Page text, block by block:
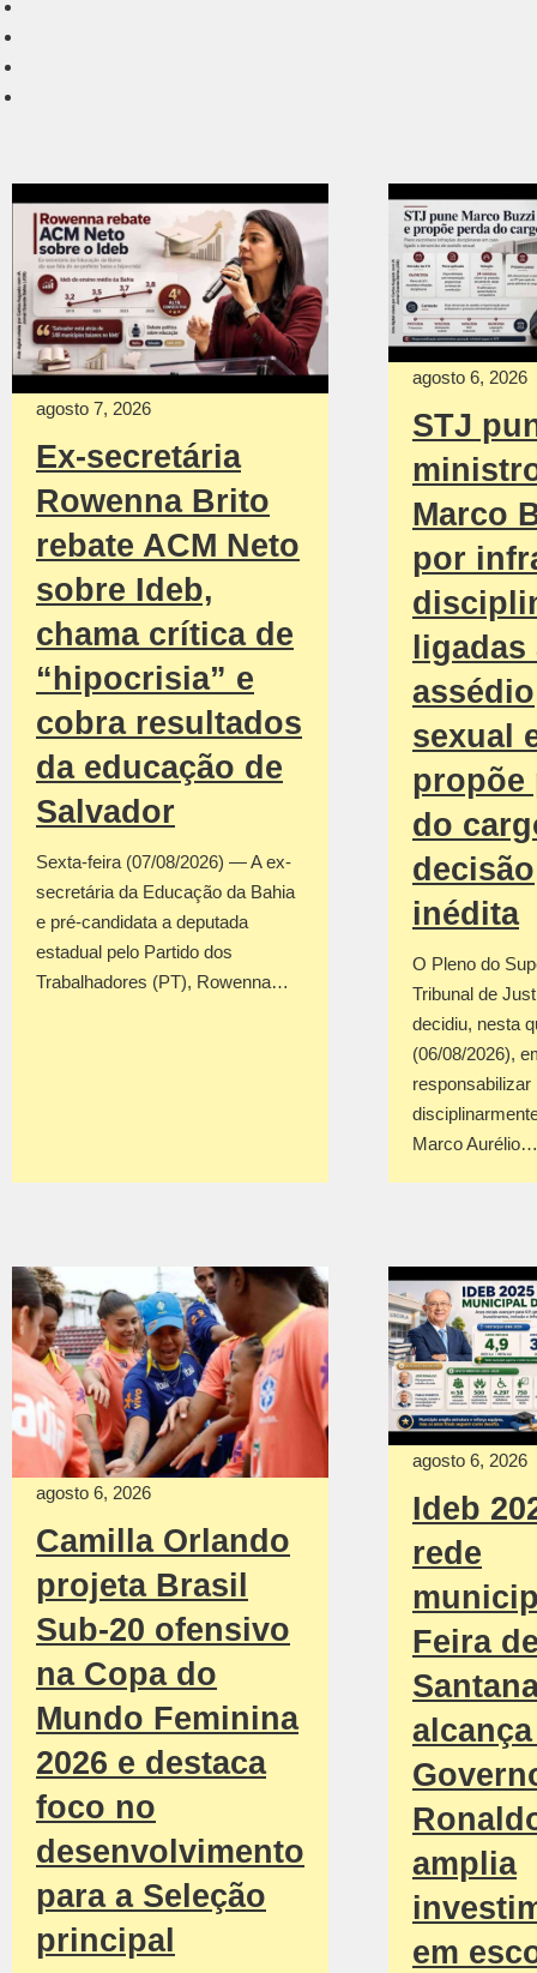
agosto 7, 2026
Ex-secretária
Rowenna Brito
rebate ACM Neto
sobre Ideb,
chama crítica de
“hipocrisia” e
cobra resultados
da educação de
Salvador
Sexta-feira (07/08/2026) — A ex-
secretária da Educação da Bahia
e pré-candidata a deputada
estadual pelo Partido dos
Trabalhadores (PT), Rowenna…
agosto 6, 2026
STJ
Marco
por
ligadas
assédio
sexual
propõe
do
decisão
inédita
O Pleno do
Tribunal de
decidiu, nesta
(06/08/2026),
responsabilizar
Marco Aurélio…
agosto 6, 2026
Camilla Orlando
projeta Brasil
Sub-20 ofensivo
na Copa do
Mundo Feminina
2026 e destaca
foco no
desenvolvimento
para a Seleção
principal
agosto 6, 2026
Ideb
rede
Feira
amplia
em